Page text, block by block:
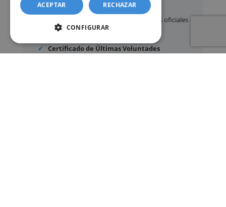
matrimonio
y
defunción
de documentos oficiales
Legalización
Certificado de Últimas Voluntades
ACEPTAR RECHAZAR
CONFIGURAR